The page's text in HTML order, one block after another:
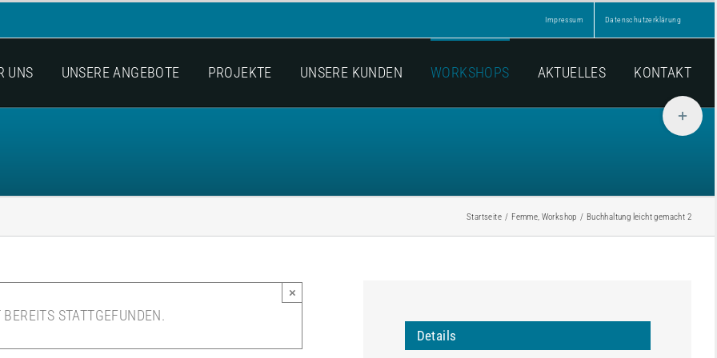
Impressum Datenschutzerklärung
UNS UNSERE ANGEBOTE PROJEKTE UNSERE KUNDEN WORKSHOPS AKTUELLES KONTAKT
Startseite Femme Workshop Buchhaltung leicht gemacht 2
STATTGEFUNDEN.
×
Details
Toggle
Sliding